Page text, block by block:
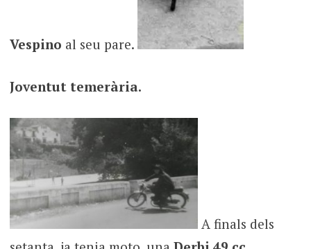
Vespino al seu pare.
Joventut temerària.
A finals dels